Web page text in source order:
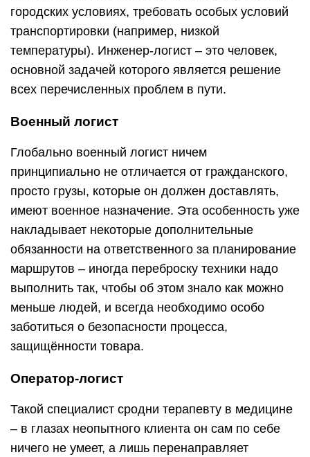
городских условиях, требовать особых условий
транспортировки (например, низкой
температуры). Инженер-логист – это человек,
основной задачей которого является решение
всех перечисленных проблем в пути.
Военный логист
Глобально военный логист ничем
принципиально не отличается от гражданского,
просто грузы, которые он должен доставлять,
имеют военное назначение. Эта особенность уже
накладывает некоторые дополнительные
обязанности на ответственного за планирование
маршрутов – иногда переброску техники надо
выполнить так, чтобы об этом знало как можно
меньше людей, и всегда необходимо особо
заботиться о безопасности процесса,
защищённости товара.
Оператор-логист
Такой специалист сродни терапевту в медицине
– в глазах неопытного клиента он сам по себе
ничего не умеет, а лишь перенаправляет